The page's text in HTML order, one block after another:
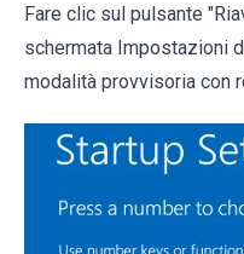
Fare clic sul pulsante
schermata Impostazioni
modalità provvisoria con